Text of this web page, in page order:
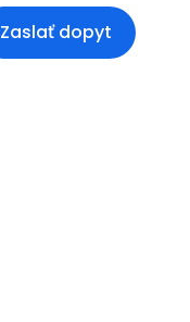
Zaslať dopyt